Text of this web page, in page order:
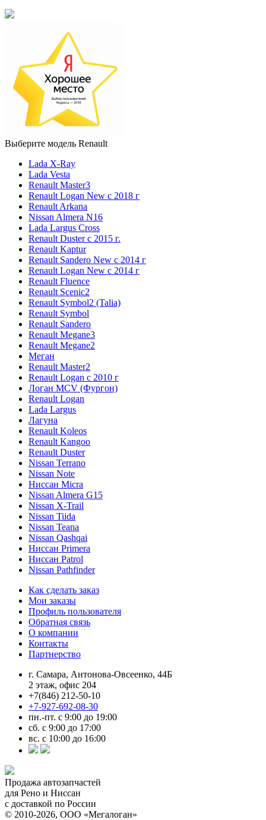
Выберите модель Renault
Lada X-Ray
Lada Vesta
Renault Master3
Renault Logan New с 2018 г
Renault Arkana
Nissan Almera N16
Lada Largus Cross
Renault Duster с 2015 г.
Renault Kaptur
Renault Sandero New с 2014 г
Renault Logan New с 2014 г
Renault Fluence
Renault Scenic2
Renault Symbol2 (Talia)
Renault Symbol
Renault Sandero
Renault Megane3
Renault Megane2
Меган
Renault Master2
Renault Logan c 2010 г
Логан МСV (Фургон)
Renault Logan
Lada Largus
Лагуна
Renault Koleos
Renault Kangoo
Renault Duster
Nissan Terrano
Nissan Note
Ниссан Micra
Nissan Almera G15
Nissan X-Trail
Nissan Tiida
Nissan Teana
Nissan Qashqai
Ниссан Primera
Ниссан Patrol
Nissan Pathfinder
Как сделать заказ
Мои заказы
Профиль пользователя
Обратная связь
О компании
Контакты
Партнерство
г. Самара, Антонова-Овсеенко, 44Б
2 этаж, офис 204
+7(846) 212-50-10
+7-927-692-08-30
пн.-пт. с 9:00 до 19:00
сб. с 9:00 до 17:00
вс. с 10:00 до 16:00
Продажа автозапчастей
для Рено и Ниссан
с доставкой по России
© 2010-2026, ООО «Мегалоган»